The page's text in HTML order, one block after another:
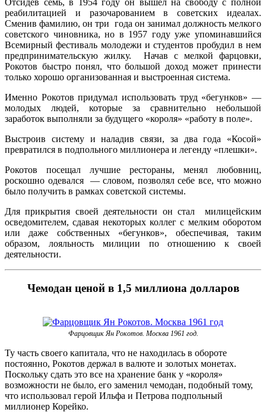
Отсидев семь, в 1954 году он вышел на свободу с полной
реабилитацией и разочарованием в советских идеалах.
Сменив фамилию, он три года он занимал должность мелкого
советского чиновника, но в 1957 году уже упоминавшийся
Всемирный фестиваль молодежи и студентов пробудил в нем
предпринимательскую жилку. Начав с мелкой фарцовки,
Рокотов быстро понял, что большой доход может принести
только хорошо организованная и выстроенная система.
Именно Рокотов придумал использовать труд «бегунков» —
молодых людей, которые за сравнительно небольшой
заработок выполняли за будущего «короля» «работу в поле».
Выстроив систему и наладив связи, за два года «Косой»
превратился в подпольного миллионера и легенду «плешки».
Рокотов посещал лучшие рестораны, менял любовниц,
роскошно одевался — словом, позволял себе все, что можно
было получить в рамках советской системы.
Для прикрытия своей деятельности он стал милицейским
осведомителем, сдавая некоторых коллег с мелким оборотом
или даже собственных «бегунков», обеспечивая, таким
образом, лояльность милиции по отношению к своей
деятельности.
Чемодан ценой в 1,5 миллиона долларов
Фарцовщик Ян Рокотов. Москва 1961 год.
Ту часть своего капитала, что не находилась в обороте
постоянно, Рокотов держал в валюте и золотых монетах.
Поскольку сдать это все на хранение банк у «короля»
возможности не было, его заменил чемодан, подобный тому,
что использовал герой Ильфа и Петрова подпольный
миллионер Корейко.